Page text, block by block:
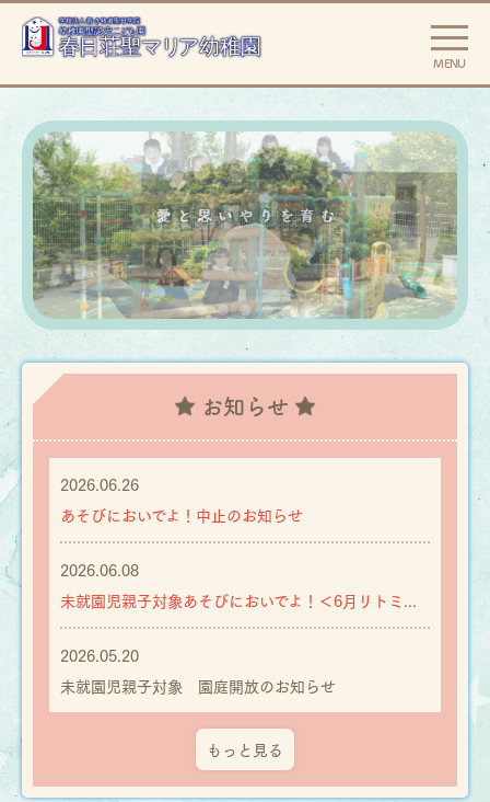
MENU
お知らせ
2026.06.26
あそびにおいでよ！中止のお知らせ
2026.06.08
未就園児親子対象あそびにおいでよ！＜6月リトミック・6月、7月、8月水あそび 参加受付中＞
2026.05.20
未就園児親子対象 園庭開放のお知らせ
もっと見る